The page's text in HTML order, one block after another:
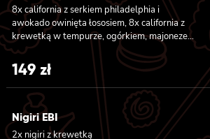
8x california z serkiem philadelphia i
awokado owinięta łososiem, 8x california z
krewetką w tempurze, ogórkiem, majonezem
lekko pikantnym, sezam i masago owinięta
łososiem, 8x california z łososiem, serkiem
philadelphia, ogórkiem, majonezem lekko
pikantnym i sezamem owinięta krewetką, 8x
california z krewetką w tempurze, ogórkiem,
majonezem lekko pikantnym, sosem teriyaki i
sezamem owinięta węgorzem i awokado
149 zł
Nigiri EBI
2x nigiri z krewetką